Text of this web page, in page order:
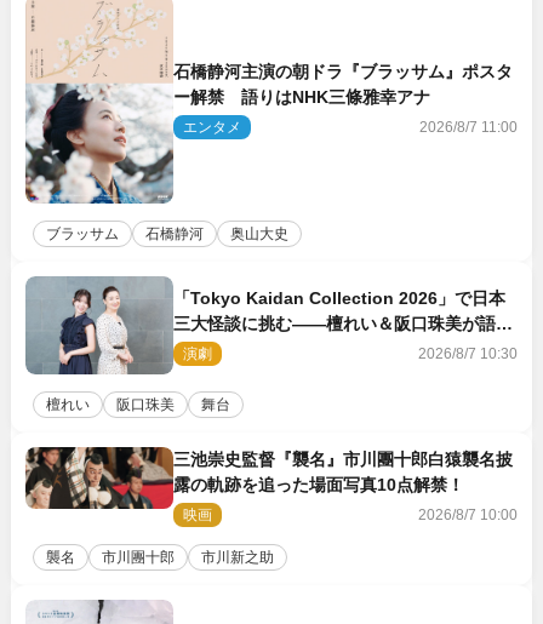
石橋静河主演の朝ドラ『ブラッサム』ポスタ
ー解禁 語りはNHK三條雅幸アナ
エンタメ 2026/8/7 11:00
ブラッサム 石橋静河 奥山大史
「Tokyo Kaidan Collection 2026」で日本
三大怪談に挑む――檀れい＆阪口珠美が語る
「牡丹灯籠」の新たな魅力
演劇 2026/8/7 10:30
檀れい 阪口珠美 舞台
三池崇史監督『襲名』市川團十郎白猿襲名披
露の軌跡を追った場面写真10点解禁！
映画 2026/8/7 10:00
襲名 市川團十郎 市川新之助